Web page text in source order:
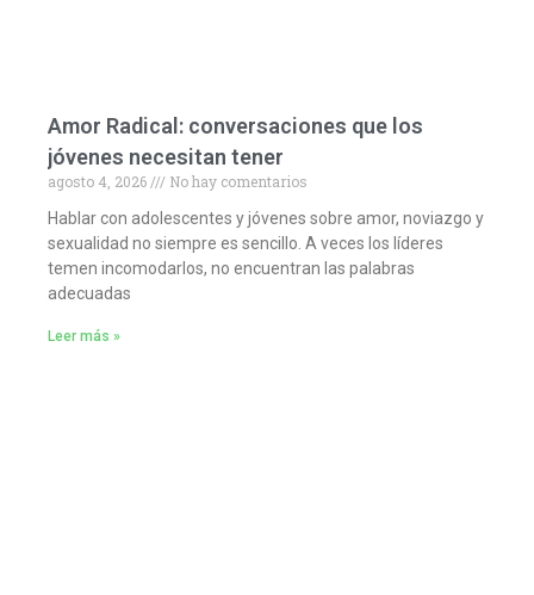
Amor Radical: conversaciones que los
jóvenes necesitan tener
agosto 4, 2026
No hay comentarios
Hablar con adolescentes y jóvenes sobre amor, noviazgo y
sexualidad no siempre es sencillo. A veces los líderes
temen incomodarlos, no encuentran las palabras
adecuadas
Leer más »